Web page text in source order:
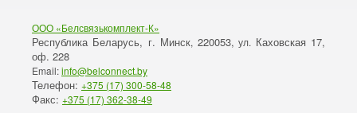
ООО «Белсвязькомплект-К»
Республика Беларусь, г. Минск, 220053, ул. Каховская 17,
оф. 228
Email:info@belconnect.by
Телефон: +375 (17) 300-58-48
Факс: +375 (17) 362-38-49